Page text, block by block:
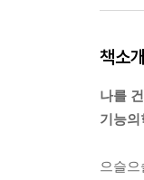
책소개
나를
기능
으슬으